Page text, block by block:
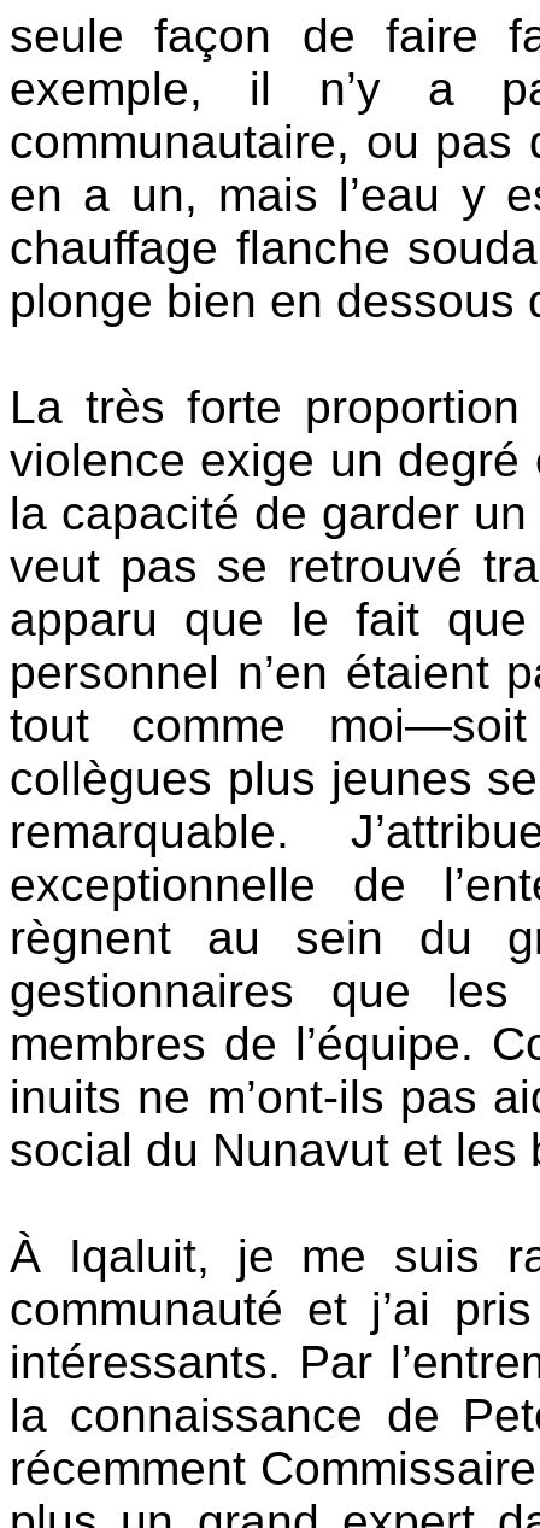
seule façon de faire
exemple, il n’y a
communautaire, ou pas
en a un, mais l’eau y
chauffage flanche
plonge bien en
La très forte proportion
violence exige un
la capacité de garder
veut pas se retrouvé
apparu que le fait
personnel n’en étaient
tout comme
collègues plus jeunes
remarquable.
exceptionnelle de
règnent au sein du
gestionnaires que
membres de l’équipe.
inuits ne m’ont-ils pas
social du Nunavut et les
À Iqaluit, je me suis
communauté et j’ai
intéressants. Par
la connaissance de
récemment